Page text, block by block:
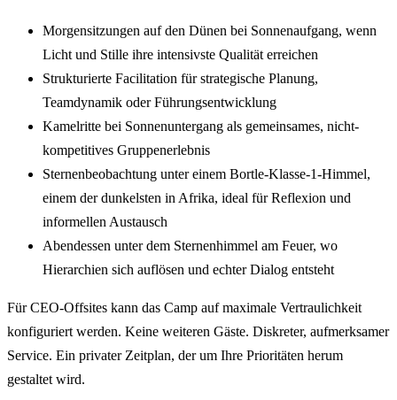
Morgensitzungen auf den Dünen bei Sonnenaufgang, wenn
Licht und Stille ihre intensivste Qualität erreichen
Strukturierte Facilitation für strategische Planung,
Teamdynamik oder Führungsentwicklung
Kamelritte bei Sonnenuntergang als gemeinsames, nicht-
kompetitives Gruppenerlebnis
Sternenbeobachtung unter einem Bortle-Klasse-1-Himmel,
einem der dunkelsten in Afrika, ideal für Reflexion und
informellen Austausch
Abendessen unter dem Sternenhimmel am Feuer, wo
Hierarchien sich auflösen und echter Dialog entsteht
Für CEO-Offsites kann das Camp auf maximale Vertraulichkeit
konfiguriert werden. Keine weiteren Gäste. Diskreter, aufmerksamer
Service. Ein privater Zeitplan, der um Ihre Prioritäten herum
gestaltet wird.